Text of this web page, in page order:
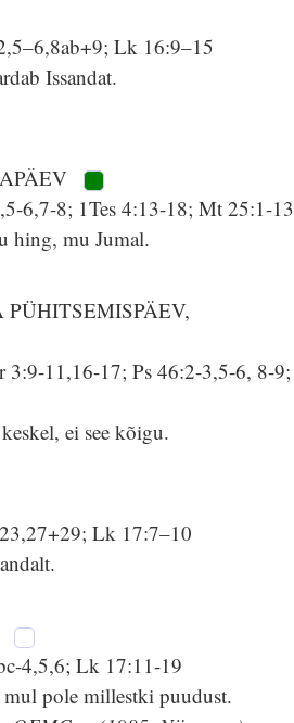
Lk 16:9–15
Issandat.
6,7-8; 1Tes 4:13-18; Mt 25:1-13
hing, mu Jumal.
11,16-17; Ps 46:2-3,5-6, 8-9;
ei see kõigu.
Lk 17:7–10
4,5,6; Lk 17:11-19
pole millestki puudust.